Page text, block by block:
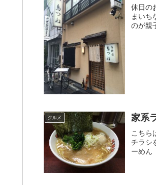
休日の
まい
のが親
グルメ 家系
こちら
チラシ
ーめ